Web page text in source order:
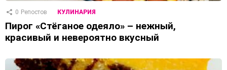
0 Репостов КУЛИНАРИЯ
Пирог «Стёганое одеяло» – нежный,
красивый и невероятно вкусный